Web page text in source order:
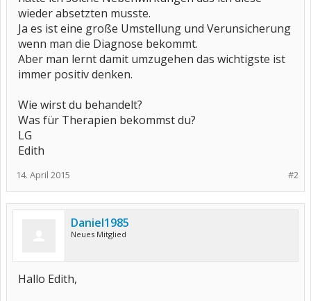
wieder absetzten musste.
Ja es ist eine große Umstellung und Verunsicherung
wenn man die Diagnose bekommt.
Aber man lernt damit umzugehen das wichtigste ist
immer positiv denken.
Wie wirst du behandelt?
Was für Therapien bekommst du?
LG
Edith
#2
14. April 2015
Daniel1985
Neues Mitglied
Hallo Edith,